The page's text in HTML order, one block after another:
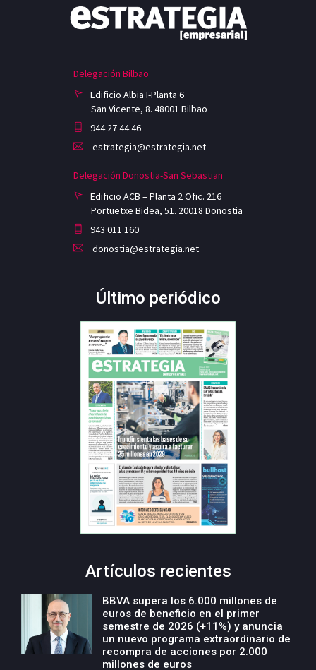
Delegación Bilbao
Edificio Albia I-Planta 6
San Vicente, 8. 48001 Bilbao
944 27 44 46
estrategia@estrategia.net
Delegación Donostia-San Sebastian
Edificio ACB – Planta 2 Ofic. 216
Portuetxe Bidea, 51. 20018 Donostia
943 011 160
donostia@estrategia.net
Último periódico
Artículos recientes
BBVA supera los 6.000 millones de
euros de beneficio en el primer
semestre de 2026 (+11%) y anuncia
un nuevo programa extraordinario de
recompra de acciones por 2.000
millones de euros